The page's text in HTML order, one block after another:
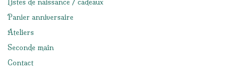
Listes de naissance / cadeaux
Panier anniversaire
Ateliers
Seconde main
Contact